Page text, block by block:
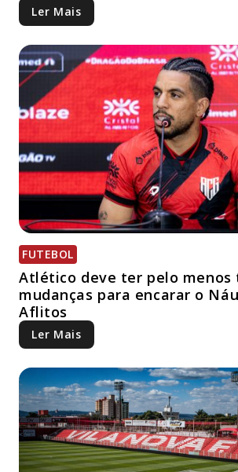
Ler Mais
FUTEBOL
Atlético deve ter pelo menos
mudanças para encarar o
Aflitos
Ler Mais